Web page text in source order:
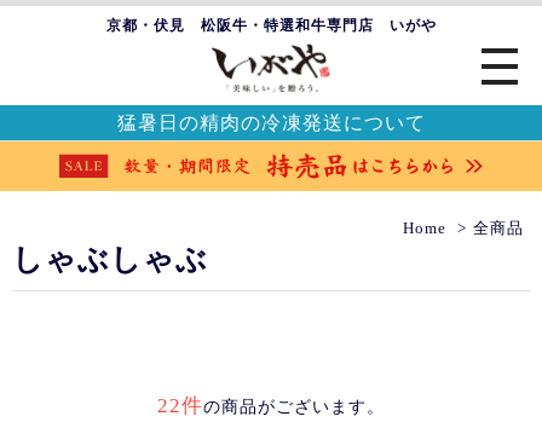
京都・伏見 松阪牛・特選和牛専門店 いがや
猛暑日の精肉の冷凍発送について
Home 全商品
しゃぶしゃぶ
22件の商品がございます。